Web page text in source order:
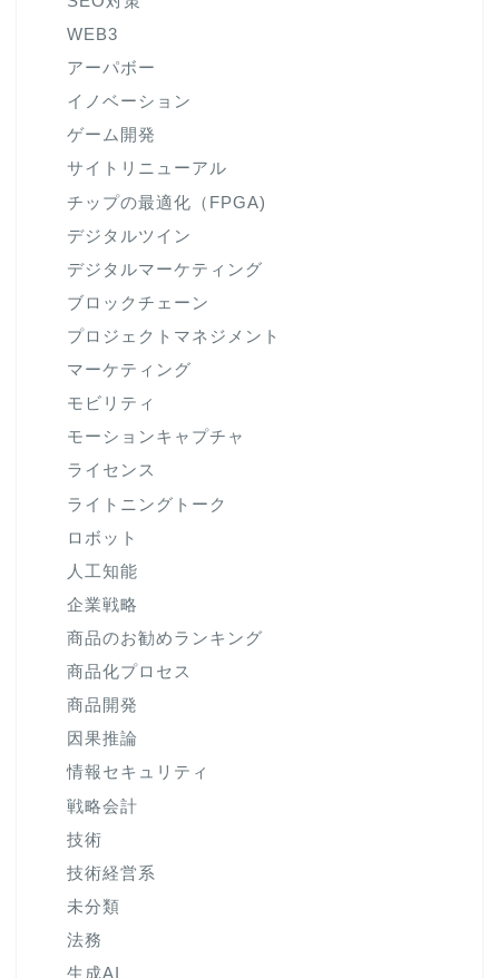
WEB3
アーパボー
イノベーション
ゲーム開発
サイトリニューアル
チップの最適化（FPGA)
デジタルツイン
デジタルマーケティング
ブロックチェーン
プロジェクトマネジメント
マーケティング
モビリティ
モーションキャプチャ
ライセンス
ライトニングトーク
ロボット
人工知能
企業戦略
商品のお勧めランキング
商品化プロセス
商品開発
因果推論
情報セキュリティ
戦略会計
技術
技術経営系
未分類
法務
生成AI